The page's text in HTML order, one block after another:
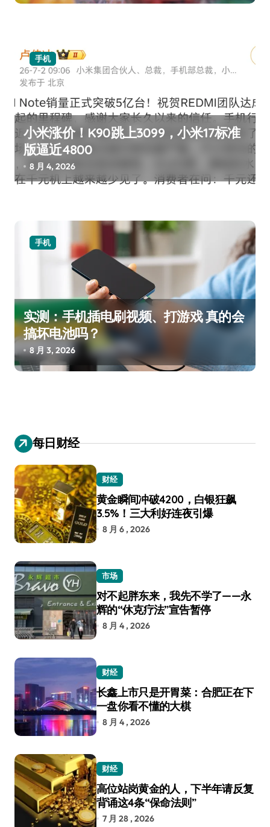
手机
小米涨价！K90跳上3099，小米17标准
版逼近4800
8 月 4, 2026
手机
实测：手机插电刷视频、打游戏 真的会
搞坏电池吗？
8 月 3, 2026
每日财经
财经
黄金瞬间冲破4200，白银狂飙
3.5%！三大利好连夜引爆
8 月 6 , 2026
市场
对不起胖东来，我先不学了——永
辉的“休克疗法”宣告暂停
8 月 4 , 2026
财经
长鑫上市只是开胃菜：合肥正在下
一盘你看不懂的大棋
8 月 4 , 2026
财经
高位站岗黄金的人，下半年请反复
背诵这4条“保命法则”
7 月 28 , 2026